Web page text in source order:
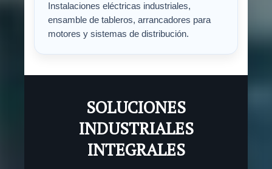
Instalaciones eléctricas industriales,
ensamble de tableros, arrancadores para
motores y sistemas de distribución.
SOLUCIONES
INDUSTRIALES
INTEGRALES